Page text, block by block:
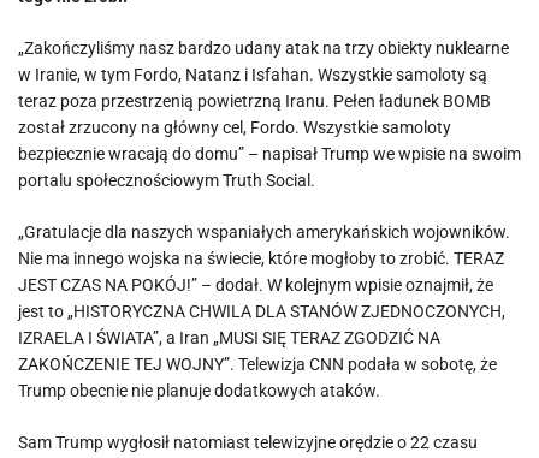
„Zakończyliśmy nasz bardzo udany atak na trzy obiekty nuklearne
w Iranie, w tym Fordo, Natanz i Isfahan. Wszystkie samoloty są
teraz poza przestrzenią powietrzną Iranu. Pełen ładunek BOMB
został zrzucony na główny cel, Fordo. Wszystkie samoloty
bezpiecznie wracają do domu” – napisał Trump we wpisie na swoim
portalu społecznościowym Truth Social.
„Gratulacje dla naszych wspaniałych amerykańskich wojowników.
Nie ma innego wojska na świecie, które mogłoby to zrobić. TERAZ
JEST CZAS NA POKÓJ!” – dodał. W kolejnym wpisie oznajmił, że
jest to „HISTORYCZNA CHWILA DLA STANÓW ZJEDNOCZONYCH,
IZRAELA I ŚWIATA”, a Iran „MUSI SIĘ TERAZ ZGODZIĆ NA
ZAKOŃCZENIE TEJ WOJNY”. Telewizja CNN podała w sobotę, że
Trump obecnie nie planuje dodatkowych ataków.
Sam Trump wygłosił natomiast telewizyjne orędzie o 22 czasu